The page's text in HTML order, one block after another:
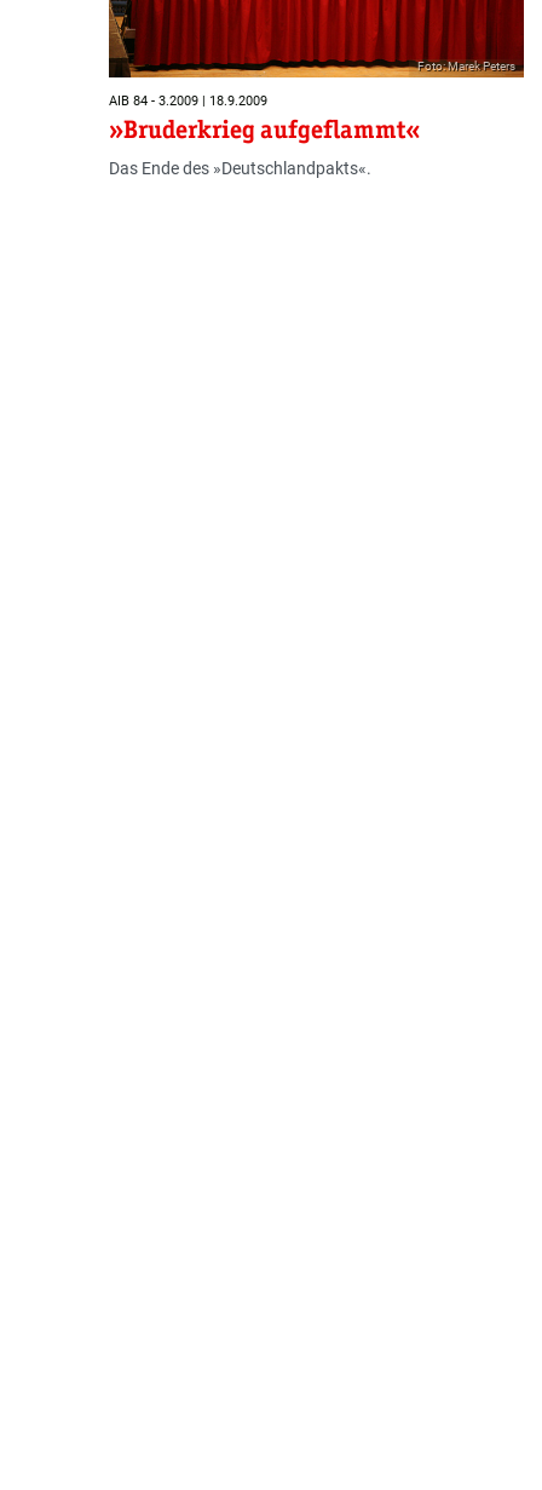
Foto: Marek Peters
AIB 84 - 3.2009 | 18.9.2009
»Bruderkrieg aufgeflammt«
Das Ende des »Deutschlandpakts«.